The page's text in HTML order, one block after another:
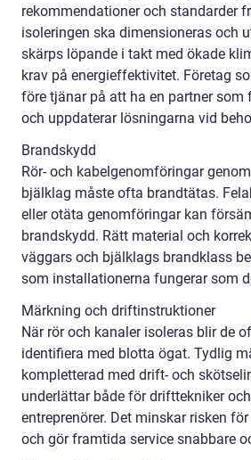
rekommendationer och standarder
isoleringen ska dimensioneras och
skärps löpande i takt med ökade
krav på energieffektivitet. Företag
före tjänar på att ha en partner som
och uppdaterar lösningarna vid
Brandskydd
Rör- och kabelgenomföringar
bjälklag måste ofta brandtätas.
eller otäta genomföringar kan
brandskydd. Rätt material och
väggars och bjälklags brandklass
som installationerna fungerar som
Märkning och driftinstruktioner
När rör och kanaler isoleras blir de
identifiera med blotta ögat. Tydlig
kompletterad med drift- och
underlättar både för drifttekniker
entreprenörer. Det minskar risken
och gör framtida service snabbare